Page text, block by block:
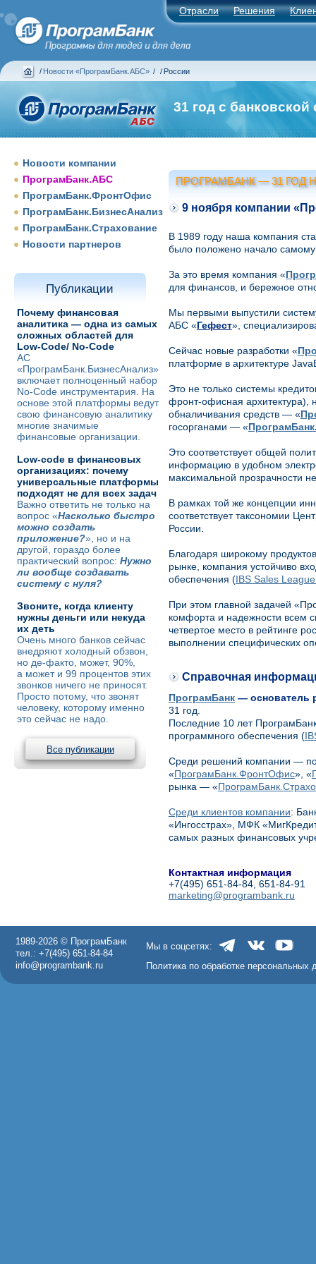
Отрасли Решения
/ Новости «ПрограмБанк.АБС» / / России
31 год с
Новости компании
ПрограмБанк.АБС
ПрограмБанк.ФронтОфис
ПрограмБанк.БизнесАнализ
ПрограмБанк.Страхование
Новости партнеров
Публикации
Почему финансовая
аналитика — одна из самых
сложных областей для
Low-Code/ No-Code
АС
«ПрограмБанк.БизнесАнализ»
включает полноценный набор
No-Code инструментария. На
основе этой платформы ведут
свою финансовую аналитику
многие значимые
финансовые организации.
Low-code в финансовых
организациях: почему
универсальные платформы
подходят не для всех задач
Важно ответить не только на
вопрос «Насколько быстро
можно создать
приложение?», но и на
другой, гораздо более
практический вопрос: Нужно
ли вообще создавать
систему с нуля?
Звоните, когда клиенту
нужны деньги или некуда
их деть
Очень много банков сейчас
внедряют холодный обзвон,
но де-факто, может, 90%,
а может и 99 процентов этих
звонков ничего не приносят.
Просто потому, что звонят
человеку, которому именно
это сейчас не надо.
Все публикации
ПРОГРАМБАНК — 31 ГОД
9 ноября компании
В 1989 году наша компания
было положено начало самому
За это время компания «
для финансов, и бережное
Мы первыми выпустили
АБС «Гефест»,
Сейчас новые разработки «
платформе в архитектуре
Это не только системы
фронт-офисная
обналичивания средств — «
госорганами — «
Это соответствует общей
информацию в удобном
максимальной прозрачности
В рамках той же концепции
соответствует таксономии
России.
Благодаря широкому
рынке, компания устойчиво
обеспечения (IBS Sales
При этом главной задачей
комфорта и надежности всем
четвертое место в рейтинге
выполнении специфических
Справочная
ПрограмБанк— основатель
31 год.
Последние 10 лет
программного обеспечения (
Среди решений компании —
«ПрограмБанк.ФронтОфис», «
рынка — «
Среди клиентов компании:
«Ингосстрах», МФК
самых разных финансовых
Контактная информация
+7(495) 651-84-84, 651-84-91
marketing@programbank.ru
1989-2026 © ПрограмБанк
тел.: +7(495) 651-84-84
info@programbank.ru
Мы в соцсетях:
Политика по обработке персональных